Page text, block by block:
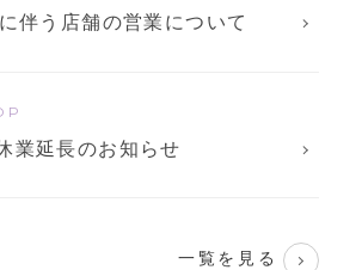
伴う店舗の営業について
業延長のお知らせ
一覧を見る